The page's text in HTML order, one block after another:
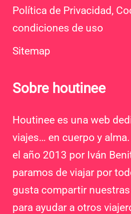
Política de Privacidad,
condiciones de uso
Sitemap
Sobre houtinee
Houtinee es una web
viajes… en cuerpo y
el año 2013 por Iván
paramos de viajar por
gusta compartir
para ayudar a otros